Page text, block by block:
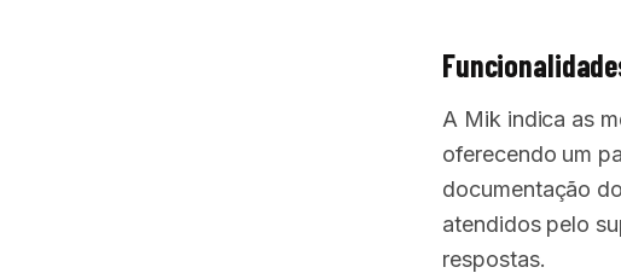
A Mik indica as
oferecendo um
documentação
atendidos pelo
respostas.